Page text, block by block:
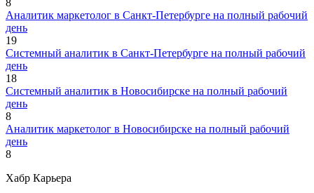
Аналитик маркетолог в Санкт-Петербурге на полный рабочий
день
19
Системный аналитик в Санкт-Петербурге на полный рабочий
день
18
Системный аналитик в Новосибирске на полный рабочий
день
8
Аналитик маркетолог в Новосибирске на полный рабочий
день
8
Хабр Карьера